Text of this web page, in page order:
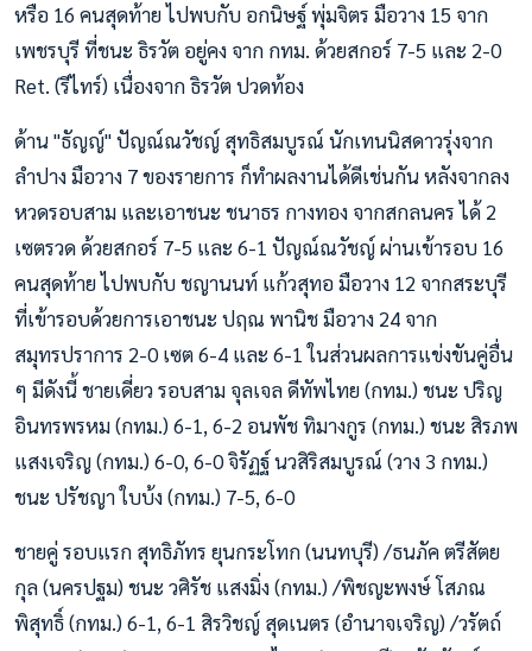
หรือ 16 คนสุดท้าย ไปพบกับ อกนิษฐ์ พุ่มจิตร มือวาง 15 จาก
เพชรบุรี ที่ชนะ ธิรวัต อยู่คง จาก กทม. ด้วยสกอร์ 7-5 และ 2-0
Ret. (รีไทร์) เนื่องจาก ธิรวัต ปวดท้อง
ด้าน "ธัญญ์" ปัญณ์ณวัชญ์ สุทธิสมบูรณ์ นักเทนนิสดาวรุ่งจาก
ลำปาง มือวาง 7 ของรายการ ก็ทำผลงานได้ดีเช่นกัน หลังจากลง
หวดรอบสาม และเอาชนะ ชนาธร กางทอง จากสกลนคร ได้ 2
เซตรวด ด้วยสกอร์ 7-5 และ 6-1 ปัญณ์ณวัชญ์ ผ่านเข้ารอบ 16
คนสุดท้าย ไปพบกับ ชญานนท์ แก้วสุทอ มือวาง 12 จากสระบุรี
ที่เข้ารอบด้วยการเอาชนะ ปฤณ พานิช มือวาง 24 จาก
สมุทรปราการ 2-0 เซต 6-4 และ 6-1 ในส่วนผลการแข่งขันคู่อื่น
ๆ มีดังนี้ ชายเดี่ยว รอบสาม จุลเจล ดีทัพไทย (กทม.) ชนะ ปริญ
อินทรพรหม (กทม.) 6-1, 6-2 อนพัช ทิมางกูร (กทม.) ชนะ สิรภพ
แสงเจริญ (กทม.) 6-0, 6-0 จิรัฏฐ์ นวสิริสมบูรณ์ (วาง 3 กทม.)
ชนะ ปรัชญา ใบบ้ง (กทม.) 7-5, 6-0
ชายคู่ รอบแรก สุทธิภัทร ยุนกระโทก (นนทบุรี) /ธนภัค ตรีสัตย
กุล (นครปฐม) ชนะ วศิรัช แสงมิ่ง (กทม.) /พิชญะพงษ์ โสภณ
พิสุทธิ์ (กทม.) 6-1, 6-1 สิรวิชญ์ สุดเนตร (อำนาจเจริญ) /วรัตถ์